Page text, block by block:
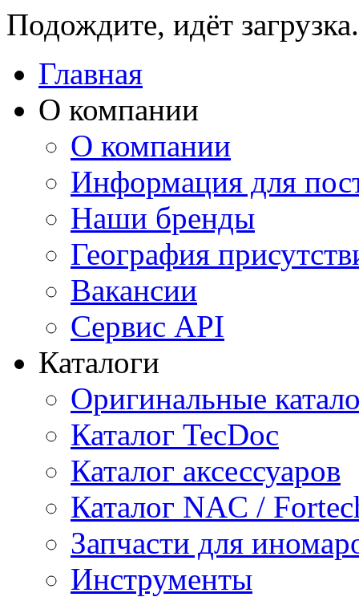
Подождите, идёт
Главная
О компании
О компании
Информация для
Наши бренды
География
Вакансии
Сервис API
Каталоги
Оригинальные
Каталог TecDoc
Каталог аксессуаров
Каталог NAC /
Запчасти для
Инструменты